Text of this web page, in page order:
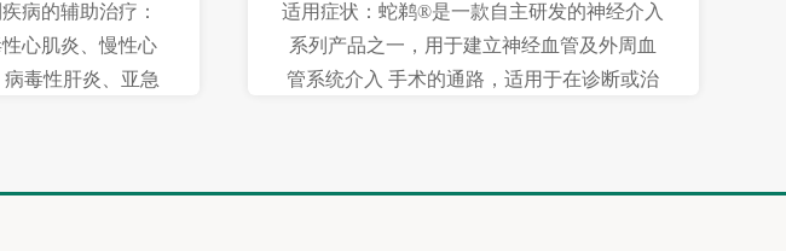
病的辅助治疗：
心肌炎、慢性心
毒性肝炎、亚急
适用症状：蛇鹈®是一款自主研发的神经介入
系列产品之一，用于建立神经血管及外周血
管系统介入 手术的通路，适用于在诊断或治